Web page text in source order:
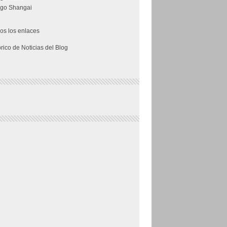
Shangai
los enlaces
de Noticias del Blog